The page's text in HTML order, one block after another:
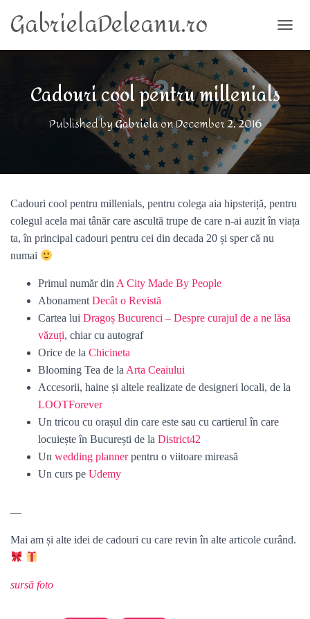
GabrielaDeleanu.ro
Cadouri cool pentru millenials
Published byGabrielaonDecember 2, 2016
Cadouri cool pentru millenials, pentru colega aia hipsteriță, pentru
colegul acela mai tânăr care ascultă trupe de care n-ai auzit în viața
ta, în principal cadouri pentru cei din decada 20 și sper că nu
numai
Primul număr din A City Made By People
Abonament Decât o Revistă
Cartea lui Dragoș Bucurenci – Despre curajul de a ne lăsa
văzuți, chiar cu autograf
Orice de la Chicineta
Blooming Tea de la Arta Ceaiului
Accesorii, haine și altele realizate de designeri locali, de la
LOOTForever
Un tricou cu orașul din care este sau cu cartierul în care
locuiește în București de la District42
Un wedding plannerpentru o viitoare mireasă
Un curs pe Udemy
—
Mai am și alte idei de cadouri cu care revin în alte articole curând.
sursă foto